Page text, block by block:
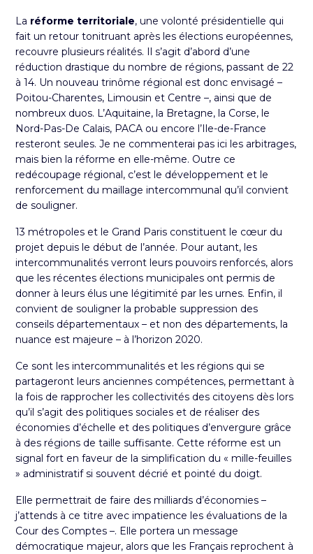
La réforme territoriale, une volonté présidentielle qui
fait un retour tonitruant après les élections européennes,
recouvre plusieurs réalités. Il s’agit d’abord d’une
réduction drastique du nombre de régions, passant de 22
à 14. Un nouveau trinôme régional est donc envisagé –
Poitou-Charentes, Limousin et Centre –, ainsi que de
nombreux duos. L’Aquitaine, la Bretagne, la Corse, le
Nord-Pas-De Calais, PACA ou encore l’Ile-de-France
resteront seules. Je ne commenterai pas ici les arbitrages,
mais bien la réforme en elle-même. Outre ce
redécoupage régional, c’est le développement et le
renforcement du maillage intercommunal qu’il convient
de souligner.
13 métropoles et le Grand Paris constituent le cœur du
projet depuis le début de l’année. Pour autant, les
intercommunalités verront leurs pouvoirs renforcés, alors
que les récentes élections municipales ont permis de
donner à leurs élus une légitimité par les urnes. Enfin, il
convient de souligner la probable suppression des
conseils départementaux – et non des départements, la
nuance est majeure – à l’horizon 2020.
Ce sont les intercommunalités et les régions qui se
partageront leurs anciennes compétences, permettant à
la fois de rapprocher les collectivités des citoyens dès lors
qu’il s’agit des politiques sociales et de réaliser des
économies d’échelle et des politiques d’envergure grâce
à des régions de taille suffisante. Cette réforme est un
signal fort en faveur de la simplification du « mille-feuilles
» administratif si souvent décrié et pointé du doigt.
Elle permettrait de faire des milliards d’économies –
j’attends à ce titre avec impatience les évaluations de la
Cour des Comptes –. Elle portera un message
démocratique majeur, alors que les Français reprochent à